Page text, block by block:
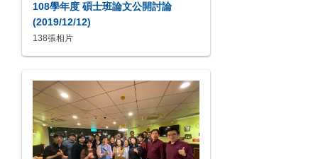
108學年度 碩士班論文公開討論
(2019/12/12)
138張相片